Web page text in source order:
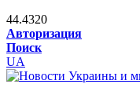
44.4320
Авторизация
Поиск
UA